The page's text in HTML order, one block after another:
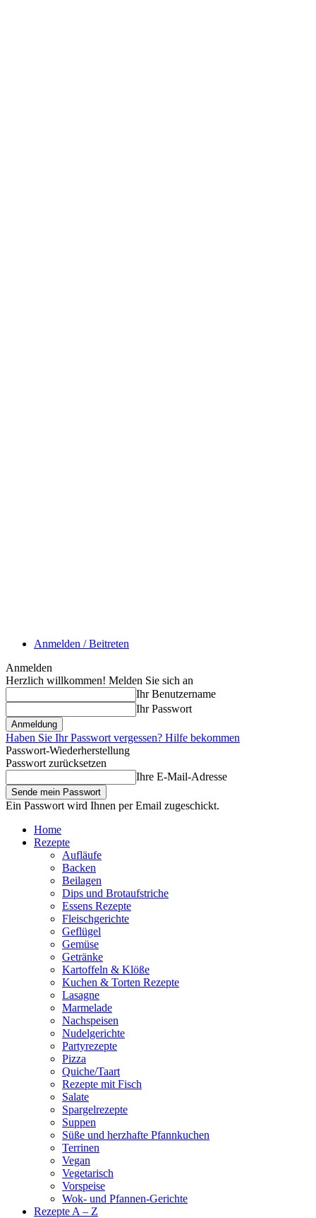
Anmelden / Beitreten
Anmelden
Herzlich willkommen! Melden Sie sich an
Ihr Benutzername
Ihr Passwort
Haben Sie Ihr Passwort vergessen? Hilfe bekommen
Passwort-Wiederherstellung
Passwort zurücksetzen
Ihre E-Mail-Adresse
Ein Passwort wird Ihnen per Email zugeschickt.
Home
Rezepte
Aufläufe
Backen
Beilagen
Dips und Brotaufstriche
Essens Rezepte
Fleischgerichte
Geflügel
Gemüse
Getränke
Kartoffeln & Klöße
Kuchen & Torten Rezepte
Lasagne
Marmelade
Nachspeisen
Nudelgerichte
Partyrezepte
Pizza
Quiche/Taart
Rezepte mit Fisch
Salate
Spargelrezepte
Suppen
Süße und herzhafte Pfannkuchen
Terrinen
Vegan
Vegetarisch
Vorspeise
Wok- und Pfannen-Gerichte
Rezepte A – Z